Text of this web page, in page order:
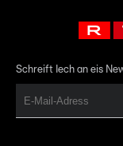
Schreift Iech an eis